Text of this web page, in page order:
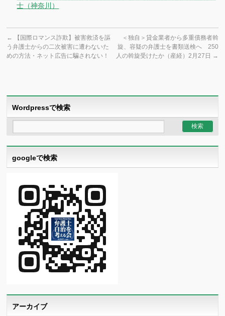
士（神奈川）
←
【国際ロマンス詐欺】被害救済を謳
う弁護士からの二次被害に遭わないた
めの方法・ネット広告に騙されない！
＜独自＞貸金業者から多重債務者斡
旋、容疑の弁護士を書類送検へ 250
人の斡旋受けたか（産経）2月27日 →
Wordpressで検索
googleで検索
アーカイブ